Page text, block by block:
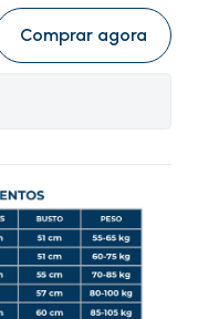
Comprar agora